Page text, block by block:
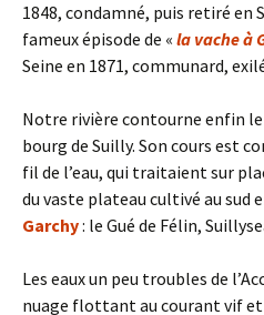
1848, condamné, puis retiré en
fameux épisode de « la vache à
Seine en 1871, communard,
Notre rivière contourne enfin
bourg de Suilly. Son cours est
fil de l’eau, qui traitaient sur
du vaste plateau cultivé au sud
Garchy: le Gué de Félin,
Les eaux un peu troubles de
nuage flottant au courant vif